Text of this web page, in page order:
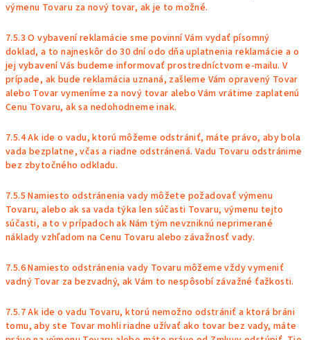
výmenu Tovaru za nový tovar, ak je to možné.
7.5.3 O vybavení reklamácie sme povinní Vám vydať písomný
doklad, a to najneskôr do 30 dní odo dňa uplatnenia reklamácie a o
jej vybavení Vás budeme informovať prostredníctvom e-mailu. V
prípade, ak bude reklamácia uznaná, zašleme Vám opravený Tovar
alebo Tovar vymeníme za nový tovar alebo Vám vrátime zaplatenú
Cenu Tovaru, ak sa nedohodneme inak.
7.5.4 Ak ide o vadu, ktorú môžeme odstrániť, máte právo, aby bola
vada bezplatne, včas a riadne odstránená. Vadu Tovaru odstránime
bez zbytočného odkladu.
7.5.5 Namiesto odstránenia vady môžete požadovať výmenu
Tovaru, alebo ak sa vada týka len súčasti Tovaru, výmenu tejto
súčasti, a to v prípadoch ak Nám tým nevzniknú neprimerané
náklady vzhľadom na Cenu Tovaru alebo závažnosť vady.
7.5.6 Namiesto odstránenia vady Tovaru môžeme vždy vymeniť
vadný Tovar za bezvadný, ak Vám to nespôsobí závažné ťažkosti.
7.5.7 Ak ide o vadu Tovaru, ktorú nemožno odstrániť a ktorá bráni
tomu, aby ste Tovar mohli riadne užívať ako tovar bez vady, máte